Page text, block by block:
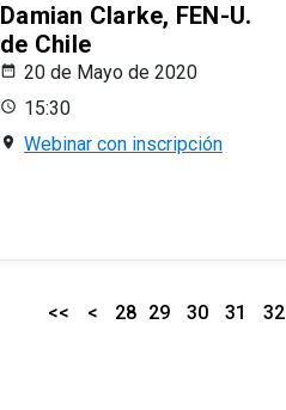
Damian Clarke, FEN-U.
de Chile
20 de Mayo de 2020
15:30
Webinar con inscripción
<< < 28 29 30 31 32